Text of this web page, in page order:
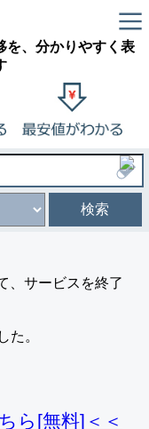
を、分かりやすく表
検索
、サービスを終了
た。
ら[無料]＜＜